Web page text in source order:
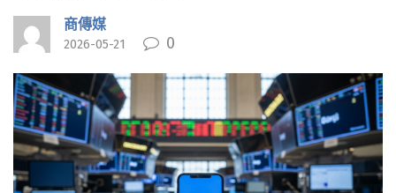
商傳媒
2026-05-21 0